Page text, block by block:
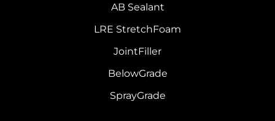
AB Sealant
LRE StretchFoam
JointFiller
BelowGrade
SprayGrade